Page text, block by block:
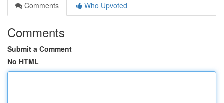
Comments
Who Upvoted
Comments
Submit a Comment
No HTML